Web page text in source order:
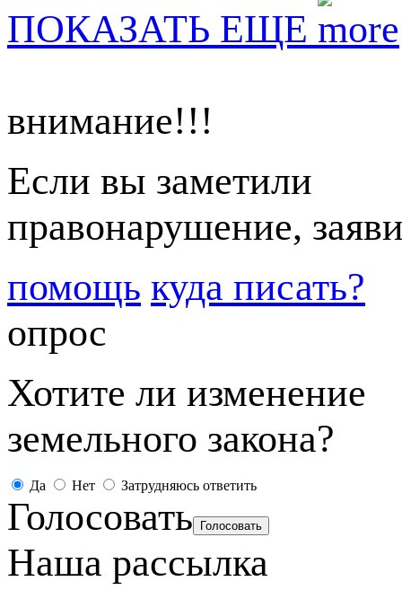
ПОКАЗАТЬ ЕЩЕ
внимание!!!
Если вы заметили
правонарушение,
помощь куда писать?
опрос
Хотите ли изменение
земельного закона?
Да Нет Затрудняюсь ответить
Голосовать
Наша рассылка